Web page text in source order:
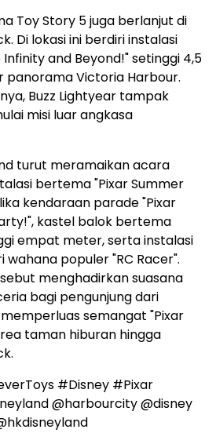
Toy Story 5 juga berlanjut di
Di lokasi ini berdiri instalasi
and Beyond!" setinggi 4,5
Victoria Harbour.
Buzz Lightyear tampak
misi luar angkasa
turut meramaikan acara
bertema "Pixar Summer
kendaraan parade "Pixar
kastel balok bertema
empat meter, serta instalasi
populer "RC Racer".
menghadirkan suasana
bagi pengunjung dari
semangat "Pixar
taman hiburan hingga
#Disney #Pixar
@harbourcity @disney